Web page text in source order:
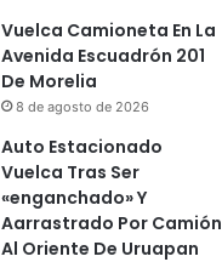
Vuelca Camioneta En La
Avenida Escuadrón 201
De Morelia
8 de agosto de 2026
Auto Estacionado
Vuelca Tras Ser
«enganchado» Y
Aarrastrado Por Camión
Al Oriente De Uruapan